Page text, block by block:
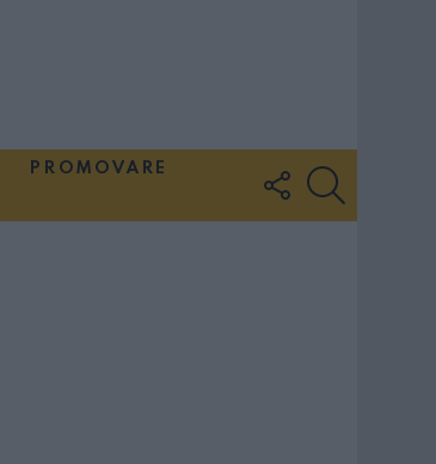
PROMOVARE
FOLLOW
US